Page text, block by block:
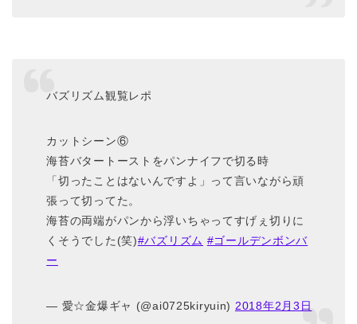
バズリズム観覧レポ
カットシーン⑥
海苔バタートーストをパンナイフで切る時
「切ったことはないんですよ」って言いながら頑
張って切ってた。
海苔の両端がパンから浮いちゃってすげぇ切りに
くそうでした(笑)#バズリズム #ゴールデンボンバ
ー
— 愛☆金爆ギャ (@ai0725kiryuin) 2018年2月3日